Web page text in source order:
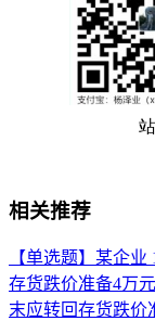
相关推荐
【单选题】某企
存货跌价准备4万
末应转回存货跌价